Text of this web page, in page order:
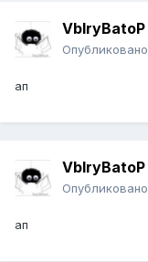
VbIryBatoP
Опубликовано
ап
VbIryBatoP
Опубликовано
ап